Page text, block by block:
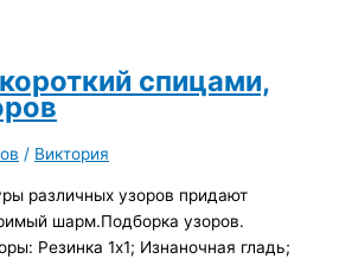
спицами,
/ Виктория
различных узоров придают
шарм.Подборка узоров.
Резинка 1х1; Изнаночная гладь;